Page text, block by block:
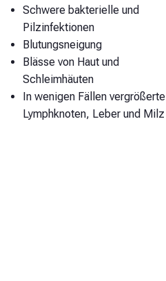
Schwere bakterielle und
Pilzinfektionen
Blutungsneigung
Blässe von Haut und
Schleimhäuten
In wenigen Fällen vergrößerte
Lymphknoten, Leber und Milz